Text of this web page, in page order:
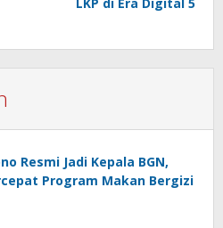
Resmi Jadi Kepala BGN,
Program Makan Bergizi